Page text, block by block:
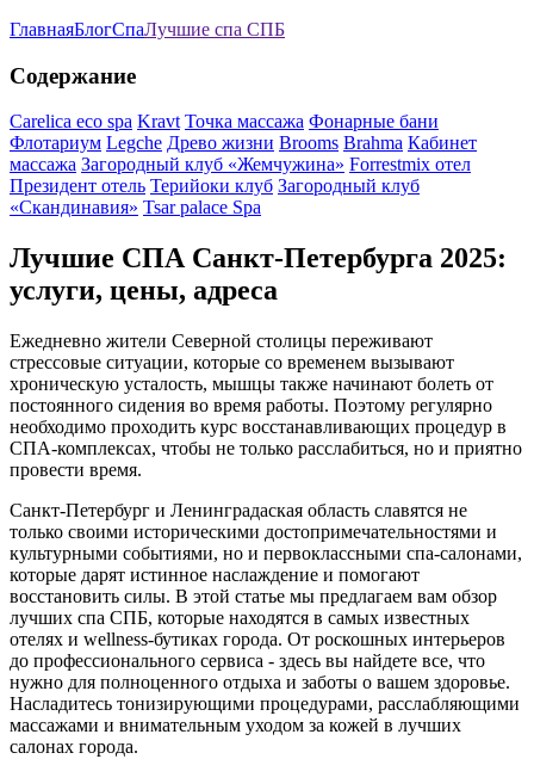
ГлавнаяБлогСпаЛучшие спа СПБ
Содержание
Carelica eco spa Kravt Точка массажа Фонарные бани
Флотариум Legche Древо жизни Brooms Brahma Кабинет
массажа Загородный клуб «Жемчужина» Forrestmix отел
Президент отель Терийоки клуб Загородный клуб
«Скандинавия» Tsar palace Spa
Лучшие СПА Санкт-Петербурга 2025:
услуги, цены, адреса
Ежедневно жители Северной столицы переживают
стрессовые ситуации, которые со временем вызывают
хроническую усталость, мышцы также начинают болеть от
постоянного сидения во время работы. Поэтому регулярно
необходимо проходить курс восстанавливающих процедур в
СПА-комплексах, чтобы не только расслабиться, но и приятно
провести время.
Санкт-Петербург и Ленинградаская область славятся не
только своими историческими достопримечательностями и
культурными событиями, но и первоклассными спа-салонами,
которые дарят истинное наслаждение и помогают
восстановить силы. В этой статье мы предлагаем вам обзор
лучших спа СПБ, которые находятся в самых известных
отелях и wellness-бутиках города. От роскошных интерьеров
до профессионального сервиса - здесь вы найдете все, что
нужно для полноценного отдыха и заботы о вашем здоровье.
Насладитесь тонизирующими процедурами, расслабляющими
массажами и внимательным уходом за кожей в лучших
салонах города.